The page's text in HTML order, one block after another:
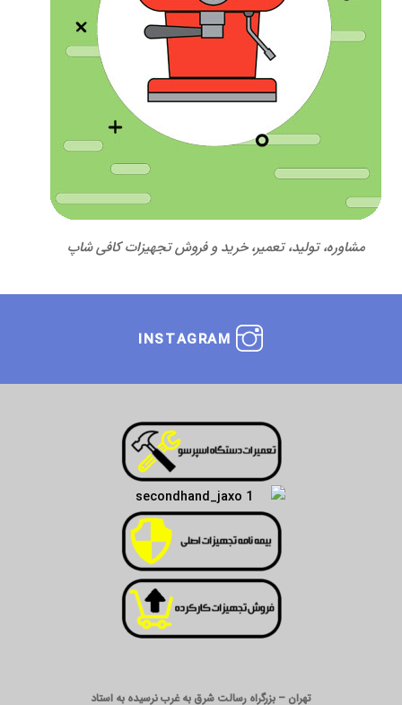
مشاوره، تولید، تعمیر، خرید و فروش تجهیزات کافی شاپ
INSTAGRAM
تهران – بزرگراه رسالت شرق به غرب نرسیده به استاد